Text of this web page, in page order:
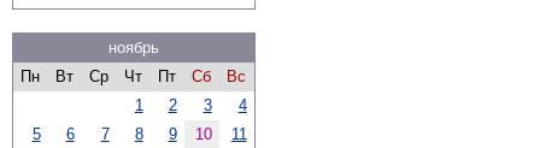
ноябрь
Пн
Вт Ср Чт Пт Сб
Вс
1
2 3
4
5
6 7 8 9 10
11